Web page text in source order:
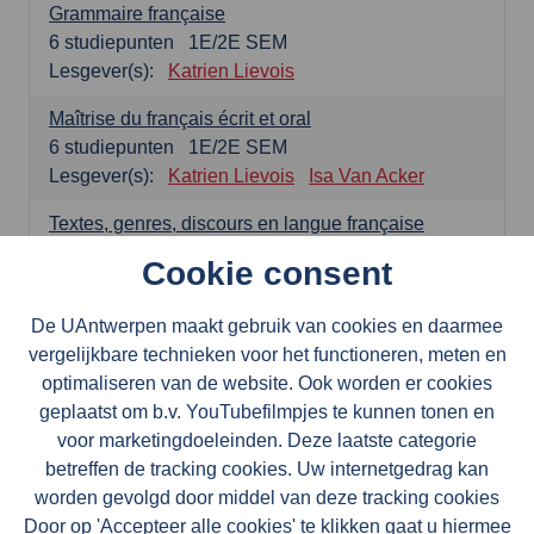
Grammaire française
1E/2E SEM
6 studiepunten
Lesgever(s):
Katrien Lievois
Maîtrise du français écrit et oral
1E/2E SEM
6 studiepunten
Lesgever(s):
Katrien Lievois Isa Van Acker
Textes, genres, discours en langue française
Lesgever(s):
Kris Peeters
Spaans: verplichte opleidingsonderdelen
Gramática española 1
1E SEM
3studiepunten
Lesgever(s):
Anne Verhaert
Gramática española 2
2E SEM
3studiepunten
Cookie consent
De UAntwerpen maakt gebruik van cookies en daarmee
vergelijkbare technieken voor het functioneren, meten en
optimaliseren van de website. Ook worden er cookies
geplaatst om b.v. YouTubefilmpjes te kunnen tonen en
voor marketingdoeleinden. Deze laatste categorie
betreffen de tracking cookies. Uw internetgedrag kan
worden gevolgd door middel van deze tracking cookies
Door op 'Accepteer alle cookies' te klikken gaat u hiermee